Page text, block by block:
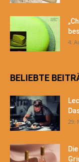
4.
BELIEBTE
29.